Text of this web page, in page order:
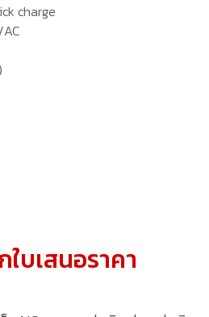
charge
บเสนอราคา